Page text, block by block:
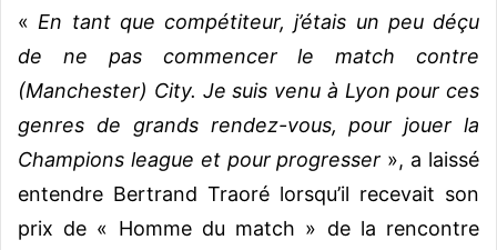
« En tant que compétiteur, j’étais un peu déçu
de ne pas commencer le match contre
(Manchester) City. Je suis venu à Lyon pour ces
genres de grands rendez-vous, pour jouer la
Champions league et pour progresser », a laissé
entendre Bertrand Traoré lorsqu’il recevait son
prix de « Homme du match » de la rencontre